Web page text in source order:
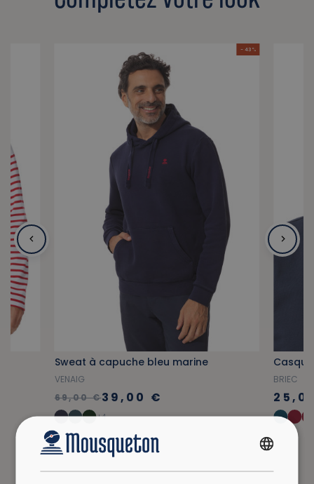
- 43 %
Sweat à capuche bleu marine
VENAIG
69,00 €39,00 €
+4
BRIEC